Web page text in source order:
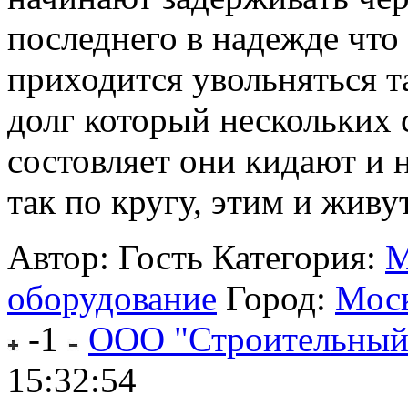
последнего в надежде
приходится увольняться
долг который
состовляет они кидают
так по кругу, этим и
Автор: Гость Категория:
оборудование Город:
-1
ООО
15:32:54